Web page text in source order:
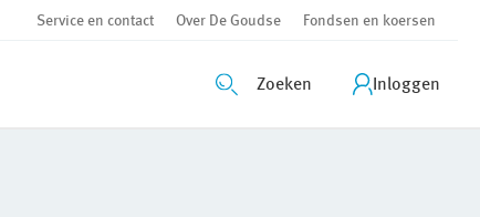
Service en contact Over De Goudse Fondsen en koersen
Zoeken Inloggen